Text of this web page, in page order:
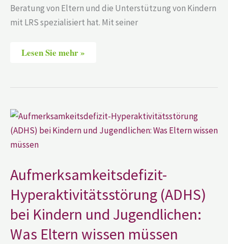
Beratung von Eltern und die Unterstützung von Kindern
mit LRS spezialisiert hat. Mit seiner
Lesen Sie mehr »
Aufmerksamkeitsdefizit-
Hyperaktivitätsstörung (ADHS)
bei Kindern und Jugendlichen:
Was Eltern wissen müssen
Aufmerksamkeitsdefizit-
Hyperaktivitätsstörung
(ADHS)
Kindern
Was
Eltern
wissen
müssen